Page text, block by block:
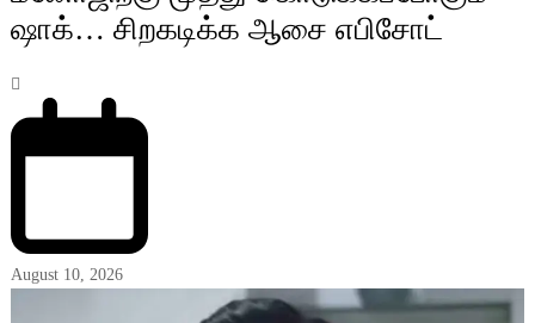
ஷாக்… சிறகடிக்க ஆசை எபிசோட்
August 10, 2026